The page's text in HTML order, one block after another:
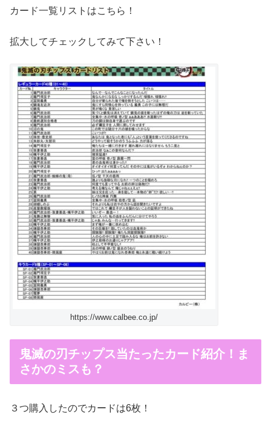
カード一覧リストはこちら！
拡大してチェックしてみて下さい！
https://www.calbee.co.jp/
鬼滅の刃チップス当たったカード紹介！ま
さかのミスも？
３つ購入したのでカードは6枚！